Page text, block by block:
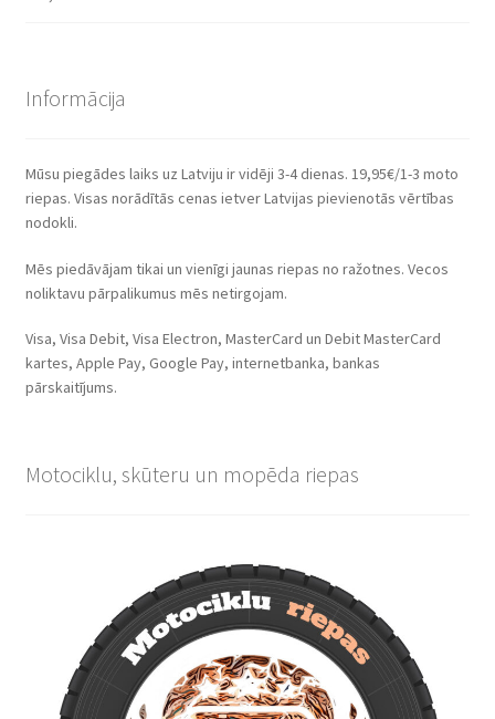
Informācija
Mūsu piegādes laiks uz Latviju ir vidēji 3-4 dienas. 19,95€/1-3 moto
riepas. Visas norādītās cenas ietver Latvijas pievienotās vērtības
nodokli.
Mēs piedāvājam tikai un vienīgi jaunas riepas no ražotnes. Vecos
noliktavu pārpalikumus mēs netirgojam.
Visa, Visa Debit, Visa Electron, MasterCard un Debit MasterCard
kartes, Apple Pay, Google Pay, internetbanka, bankas
pārskaitījums.
Motociklu, skūteru un mopēda riepas